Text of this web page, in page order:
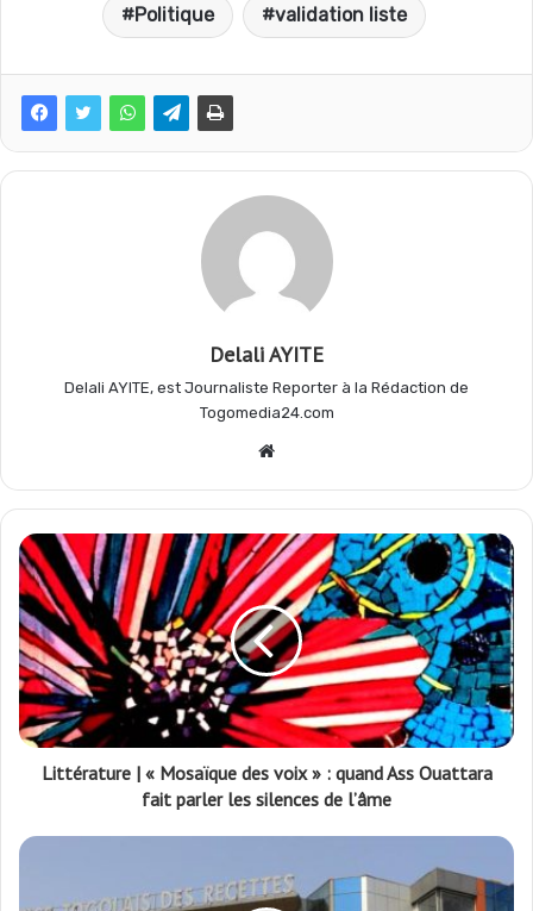
b s
a
m
Politique validation liste
Delali AYITE
Delali AYITE, est Journaliste Reporter à la Rédaction de
Togomedia24.com
Website
Littérature | « Mosaïque des voix » : quand Ass Ouattara
fait parler les silences de l’âme